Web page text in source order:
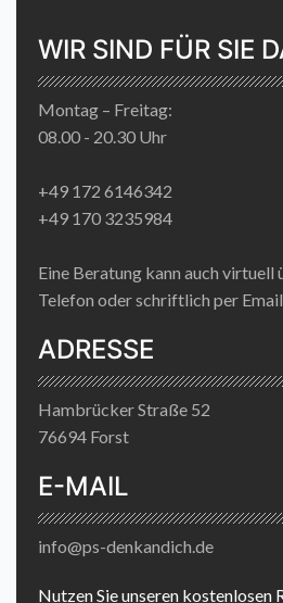
WIR SIND FÜR SIE
Montag – Freitag:
08.00 - 20.30 Uhr
+49 172 6146342
+49 170 3235984
Eine Beratung kann auch
Telefon oder schriftlich per
ADRESSE
Hambrücker Straße 52
76694 Forst
E-MAIL
info@ps-denkandich.de
Nutzen Sie unseren kostenlosen